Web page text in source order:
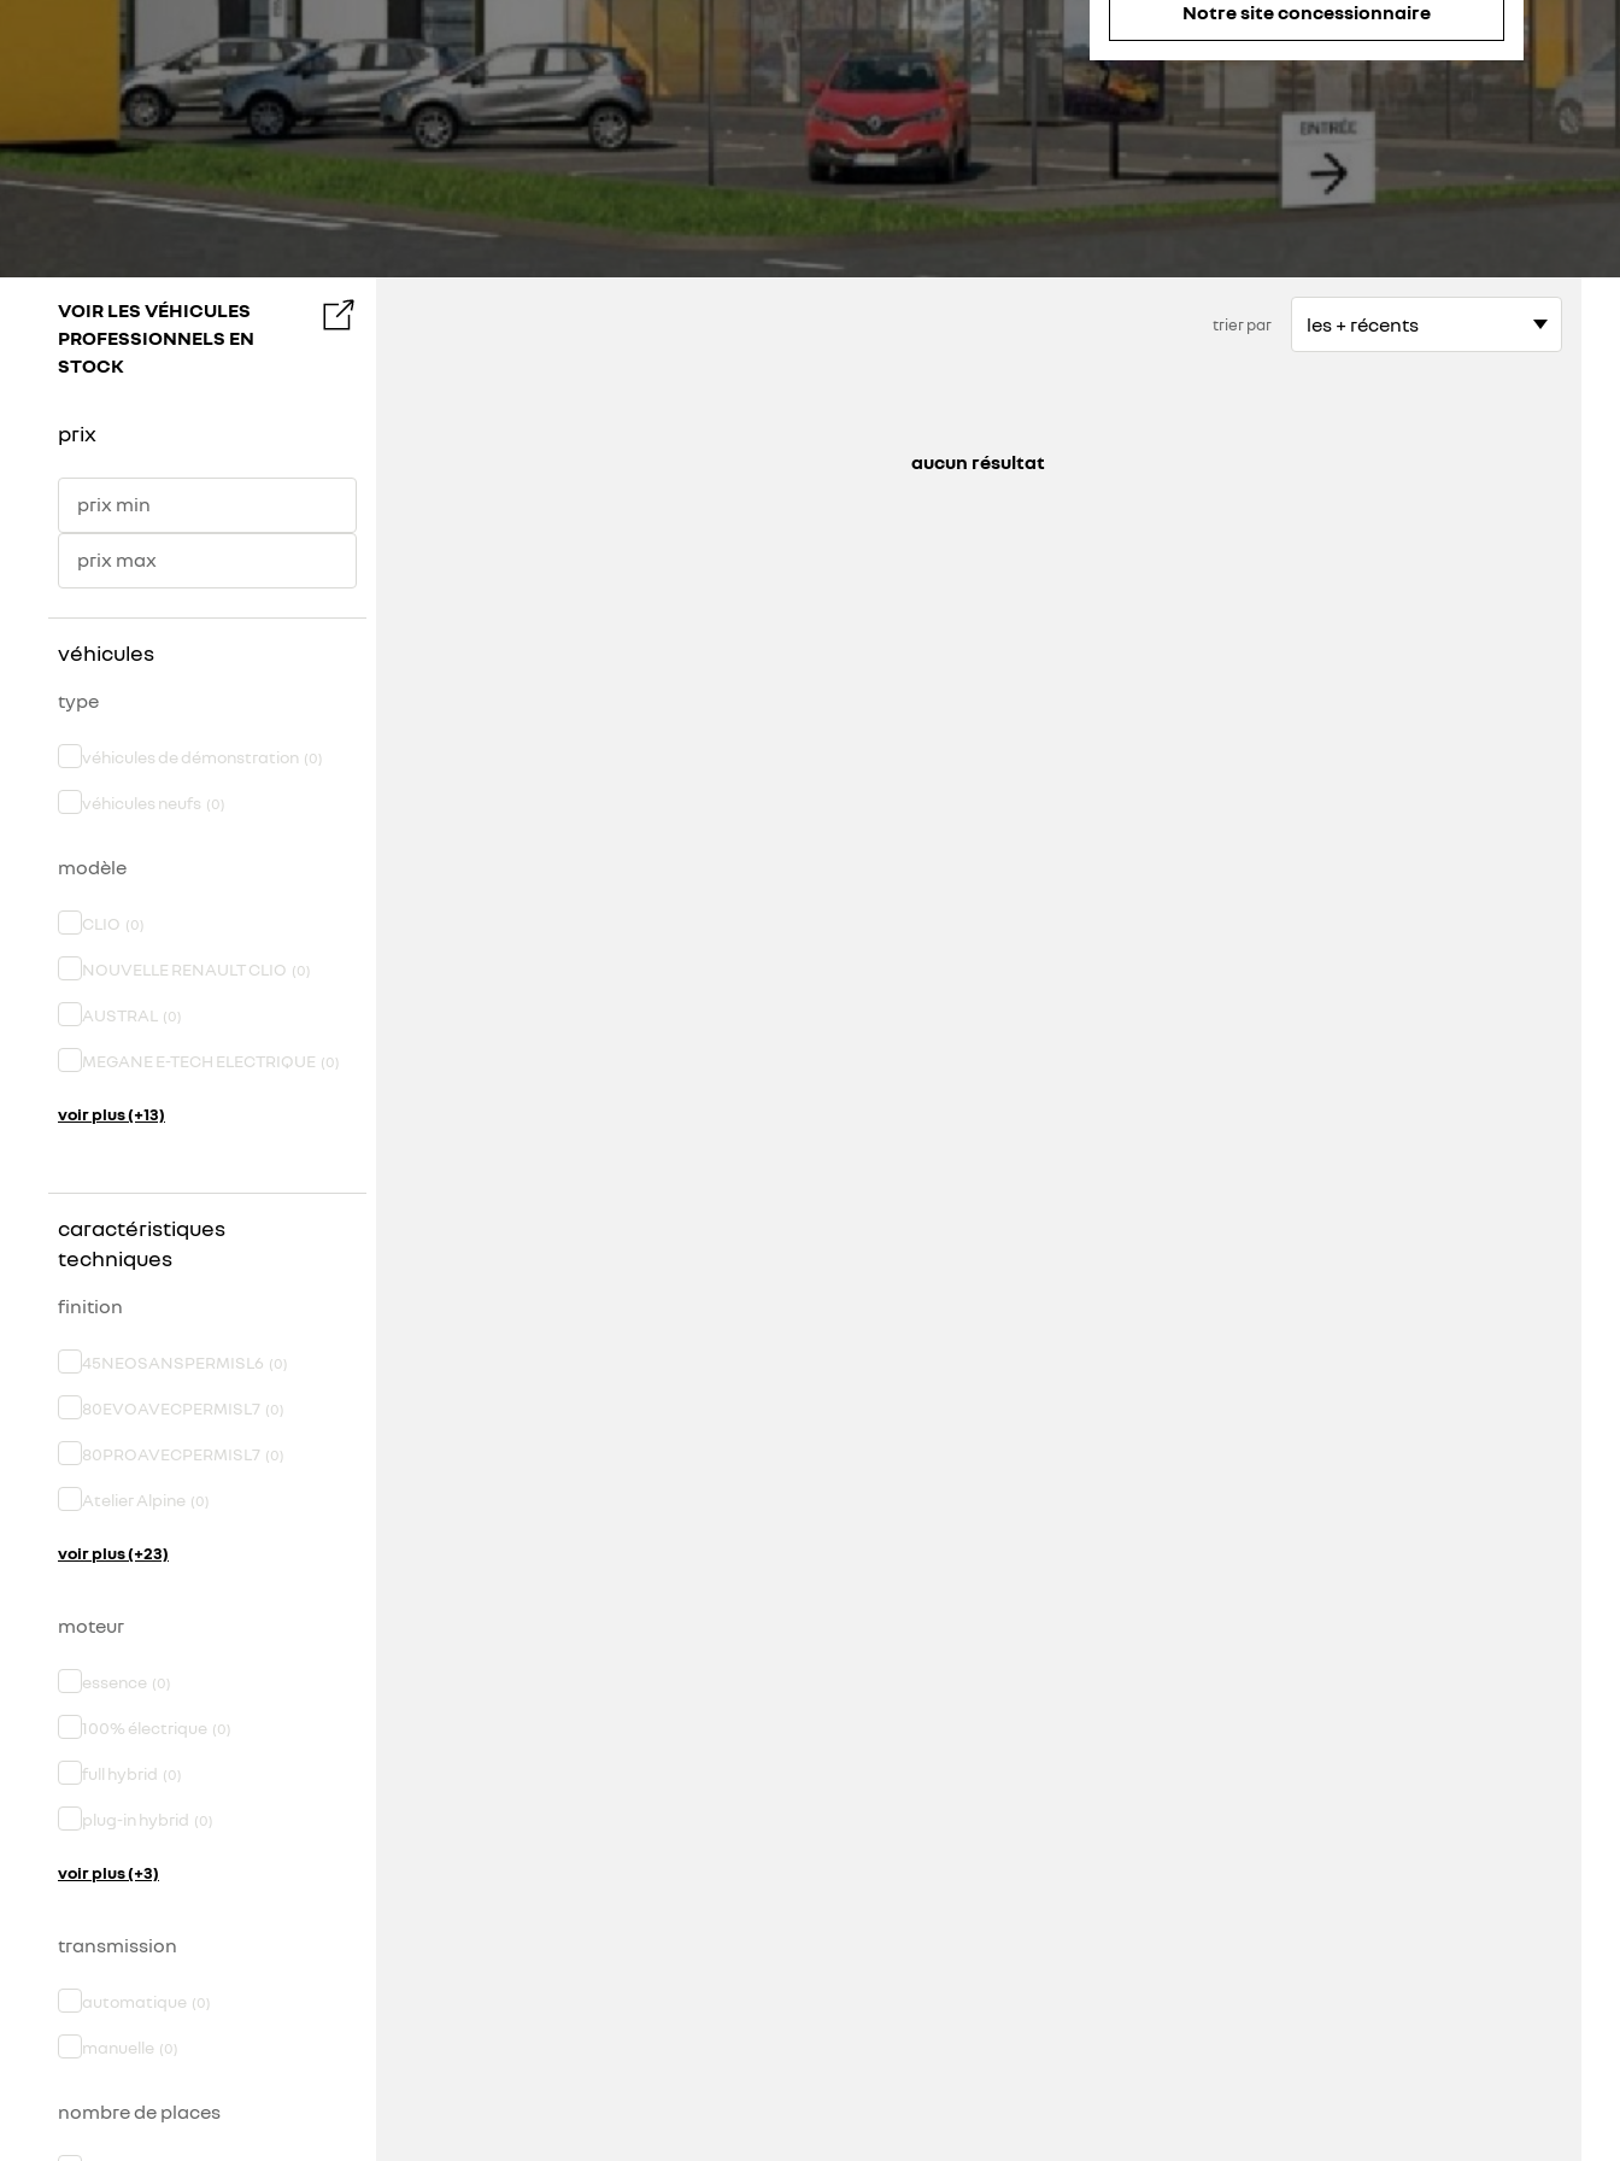
dimanche
fermé
Notre site concessionnaire
VOIR LES VÉHICULES
PROFESSIONNELS EN
STOCK
prix
prix min
prix max
véhicules
type
véhicules de démonstration (0)
véhicules neufs (0)
modèle
CLIO (0)
NOUVELLE RENAULT CLIO (0)
AUSTRAL (0)
MEGANE E-TECH ELECTRIQUE (0)
voir plus (+13)
caractéristiques
techniques
finition
45NEOSANSPERMISL6 (0)
80EVOAVECPERMISL7 (0)
80PROAVECPERMISL7 (0)
Atelier Alpine (0)
voir plus (+23)
moteur
essence (0)
100% électrique (0)
full hybrid (0)
plug-in hybrid (0)
voir plus (+3)
transmission
automatique (0)
manuelle (0)
nombre de places
trier par
aucun résultat